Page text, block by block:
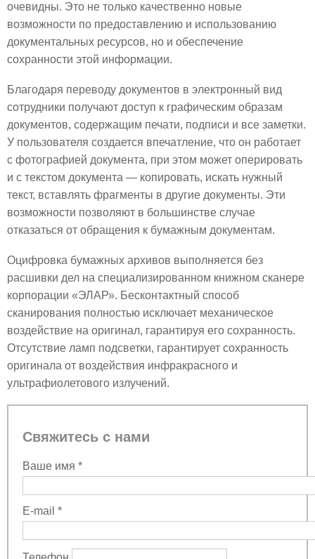
очевидны. Это не только качественно новые
возможности по предоставлению и использованию
документальных ресурсов, но и обеспечение
сохранности этой информации.
Благодаря переводу документов в электронный вид
сотрудники получают доступ к графическим образам
документов, содержащим печати, подписи и все заметки.
У пользователя создается впечатление, что он работает
с фотографией документа, при этом может оперировать
и с текстом документа — копировать, искать нужный
текст, вставлять фрагменты в другие документы. Эти
возможности позволяют в большинстве случае
отказаться от обращения к бумажным документам.
Оцифровка бумажных архивов выполняется без
расшивки дел на специализированном книжном сканере
корпорации «ЭЛАР». Бесконтактный способ
сканирования полностью исключает механическое
воздействие на оригинал, гарантируя его сохранность.
Отсутствие ламп подсветки, гарантирует сохранность
оригинала от воздействия инфракрасного и
ультрафиолетового излучений.
Свяжитесь с нами
Ваше имя *
E-mail *